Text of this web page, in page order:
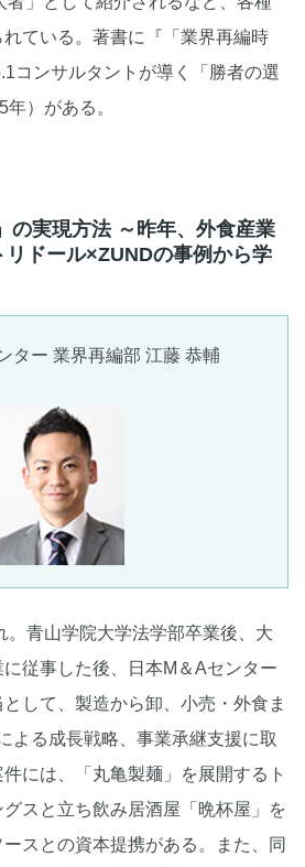
れている。著書に『「業界再編時
コンサルタントが導く「勝者の選
）がある。
の実現方法 ～昨年、外食産業
ドール×ZUNDの事例から学
ター 業界再編部 江藤 恭輔
。青山学院大学法学部卒業後、大
従事した後、日本M＆Aセンター
して、製造から卸、小売・外食ま
よる成長戦略、事業承継支援に取
には、「丸亀製麺」を展開するト
スと立ち飲み居酒屋「晩杯屋」を
スとの資本提携がある。また、同